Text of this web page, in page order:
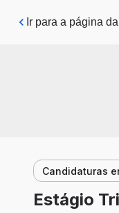
Pular para o
Ir para a página
Candidaturas
Estágio